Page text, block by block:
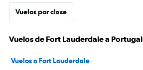
Vuelos por clase
Vuelos de Fort Lauderdale a Portugal
Vuelos a Fort Lauderdale